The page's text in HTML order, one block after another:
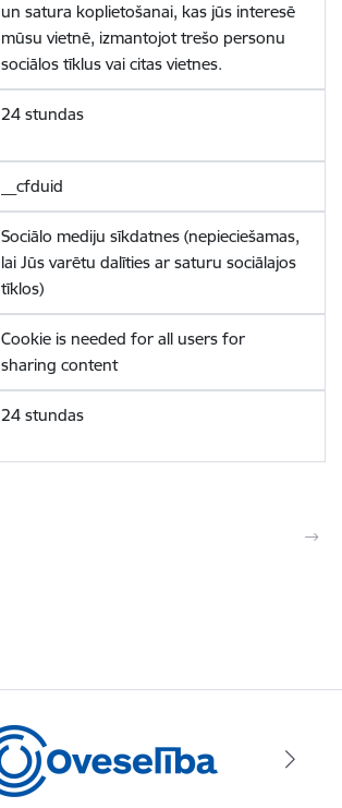
un satura koplietošanai, kas jūs interesē
mūsu vietnē, izmantojot trešo personu
sociālos tīklus vai citas vietnes.
24 stundas
__cfduid
Sociālo mediju sīkdatnes (nepieciešamas,
lai Jūs varētu dalīties ar saturu sociālajos
tīklos)
Cookie is needed for all users for
sharing content
24 stundas